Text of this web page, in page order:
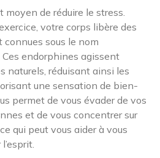
de réduire le stress.
votre corps libère des
sous le nom
Ces endorphines agissent
naturels, réduisant ainsi les
une sensation de bien-
permet de vous évader de vos
et de vous concentrer sur
qui peut vous aider à vous